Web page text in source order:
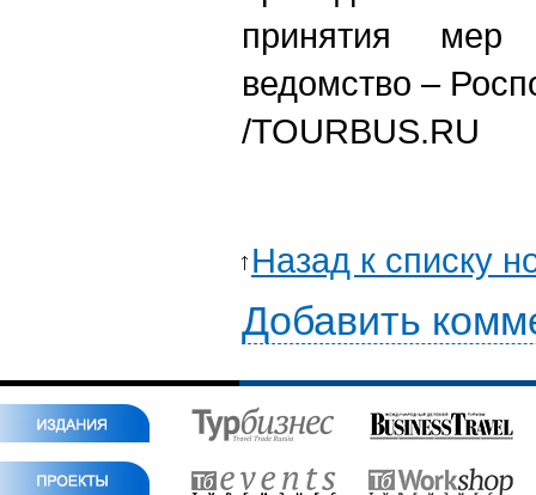
принятия мер
ведомство –
/TOURBUS.RU
Назад к списку
Добавить